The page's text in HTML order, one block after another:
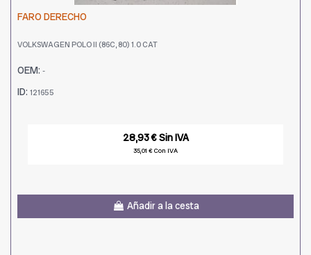
FARO DERECHO
VOLKSWAGEN POLO II (86C, 80) 1.0 CAT
OEM: -
ID: 121655
28,93 € Sin IVA
35,01 € Con IVA
Añadir a la cesta